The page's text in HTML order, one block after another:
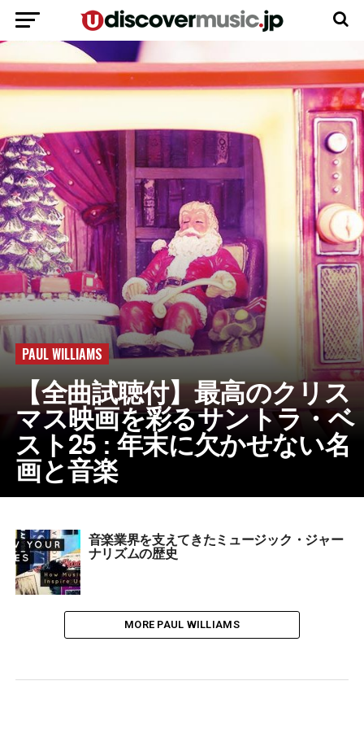
PAUL WILLIAMS
【全曲試聴付】最高のクリス
マス映画を彩るサントラ・ベ
スト25 : 年末に欠かせない名
画と音楽
音楽業界を支えてきたミュージック・ジャー
ナリズムの歴史
MORE PAUL WILLIAMS